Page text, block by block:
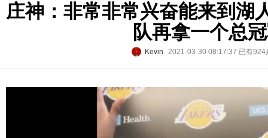
庄神：非常非常兴奋能来到湖
队再拿一个总
Kevin 2021-03-30 08:17:37 已有924